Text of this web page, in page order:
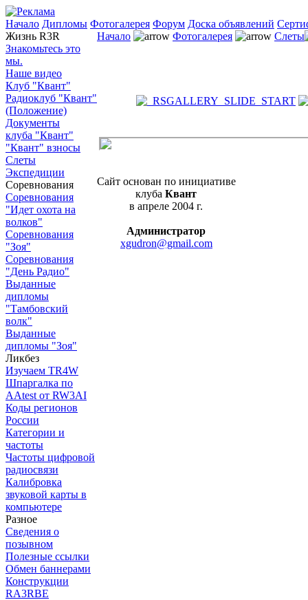
Начало Дипломы Фотогалерея Форум Доска объявлений
Жизнь R3R
Знакомьтесь это
мы.
Наше видео
Клуб "Квант"
Радиоклуб "Квант"
(Положение)
Документы
клуба "Квант"
"Квант" взносы
Слеты
Экспедиции
Соревнования
Соревнования
"Идет охота на
волков"
Соревнования
"Зоя"
Соревнования
"День Радио"
Выданные
дипломы
"Тамбовский
волк"
Выданные
дипломы "Зоя"
Ликбез
Изучаем TR4W
Шпаргалка по
AAtest от RW3AI
Коды регионов
России
Категории и
частоты
Частоты цифровой
радиосвязи
Калибровка
звуковой карты в
компьютере
Разное
Сведения о
позывном
Полезные ссылки
Обмен баннерами
Конструкции
RA3RBE
Начало Фотогалерея Слеты
Сайт основан по инициативе
клубаКвант
в апреле 2004 г.
Администратор
xgudron@gmail.com